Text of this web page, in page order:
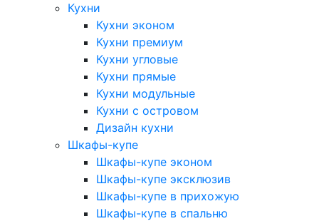
Кухни
Кухни эконом
Кухни премиум
Кухни угловые
Кухни прямые
Кухни модульные
Кухни с островом
Дизайн кухни
Шкафы-купе
Шкафы-купе эконом
Шкафы-купе эксклюзив
Шкафы-купе в прихожую
Шкафы-купе в спальню